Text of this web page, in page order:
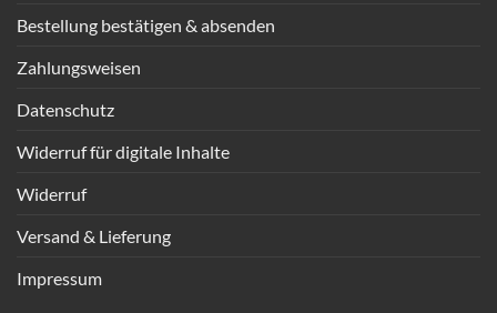
Bestellung bestätigen & absenden
Zahlungsweisen
Datenschutz
Widerruf für digitale Inhalte
Widerruf
Versand & Lieferung
Impressum